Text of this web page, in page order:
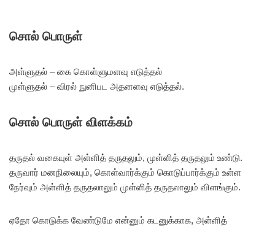
சொல் பொருள்
அள்ளுதல் – கை கொள்ளுமளவு எடுத்தல்
முள்ளுதல் – விரல் நுனிபட அதனளவு எடுத்தல்.
சொல் பொருள் விளக்கம்
தருதல் வகையுள் அள்ளித் தருதலும், முள்ளித் தருதலும் உண்டு.
தருவார் மனநிலையும், கொள்வார்க்கும் கொடுப்பார்க்கும் உள்ள
நேர்வும் அள்ளித் தருதலாலும் முள்ளித் தருதலாலும் விளங்கும்.
ஏதோ கொடுக்க வேண்டுமே என்னும் கடனுக்காக, அள்ளித்